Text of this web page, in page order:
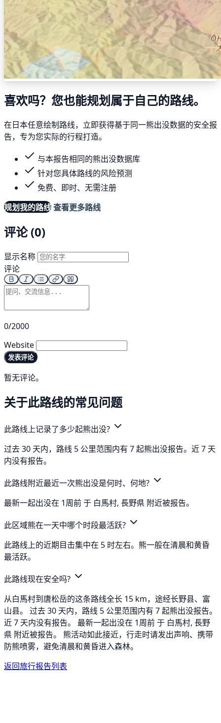
喜欢吗？您也能规划属于自己的路线。
在日本任意绘制路线，立即获得基于同一熊出没数据的安全报
告，专为您实际的行程打造。
与本报告相同的熊出没数据库
针对您具体路线的风险预测
免费、即时、无需注册
规划我的路线查看更多路线
评论 (0)
显示名称
评论
0/2000
Website
发表评论
暂无评论。
关于此路线的常见问题
此路线上记录了多少起熊出没?
过去 30 天内，路线 5 公里范围内有 7 起熊出没报告。近 7 天
内没有报告。
此路线附近最近一次熊出没是何时、何地?
最新一起出没在 1周前 于 白馬村, 長野県 附近被报告。
此区域熊在一天中哪个时段最活跃?
此路线上的近期目击集中在 5 时左右。熊一般在清晨和黄昏
最活跃。
此路线现在安全吗?
从白馬村到唐松岳的这条路线全长 15 km，途经长野县、富
山县。 过去 30 天内，路线 5 公里范围内有 7 起熊出没报告。
近 7 天内没有报告。 最新一起出没在 1周前 于 白馬村, 長野
県 附近被报告。 熊活动如此接近，行走时请发出声响、携带
防熊喷雾，避免清晨和黄昏进入森林。
返回旅行报告列表